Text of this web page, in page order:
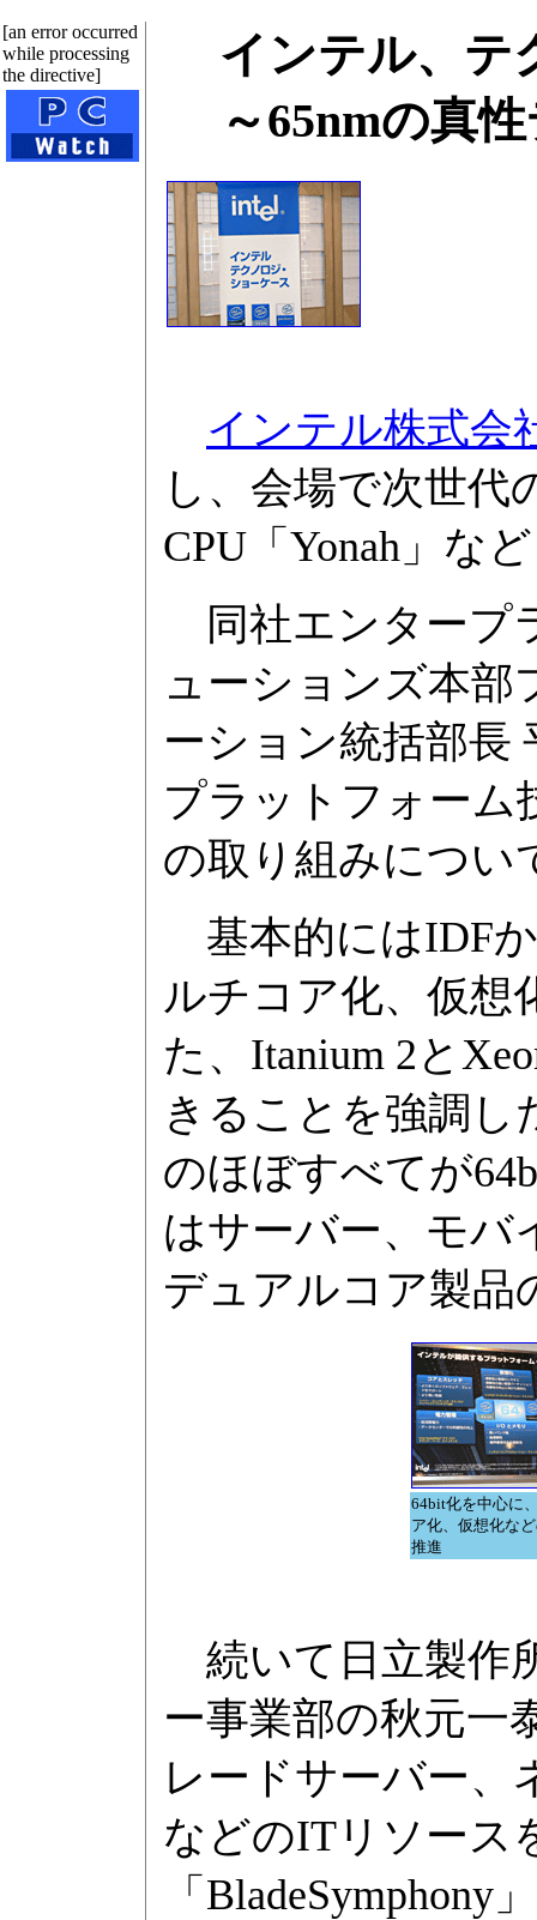
[an error occurred
while processing
the directive]
インテル、テ
～65nmの真
インテル株式会
し、会場で次世代
CPU「Yonah」な
同社エンタープ
ューションズ本
ーション統括部長
プラットフォーム
の取り組みについ
基本的にはIDF
ルチコア化、仮想
た、Itanium 2と
きることを強調し
のほぼすべてが
はサーバー、モバ
デュアルコア製品
64bit化を中心に
ア化、仮想化な
推進
続いて日立製作
ー事業部の秋元一
レードサーバー、
などのITリソース
「